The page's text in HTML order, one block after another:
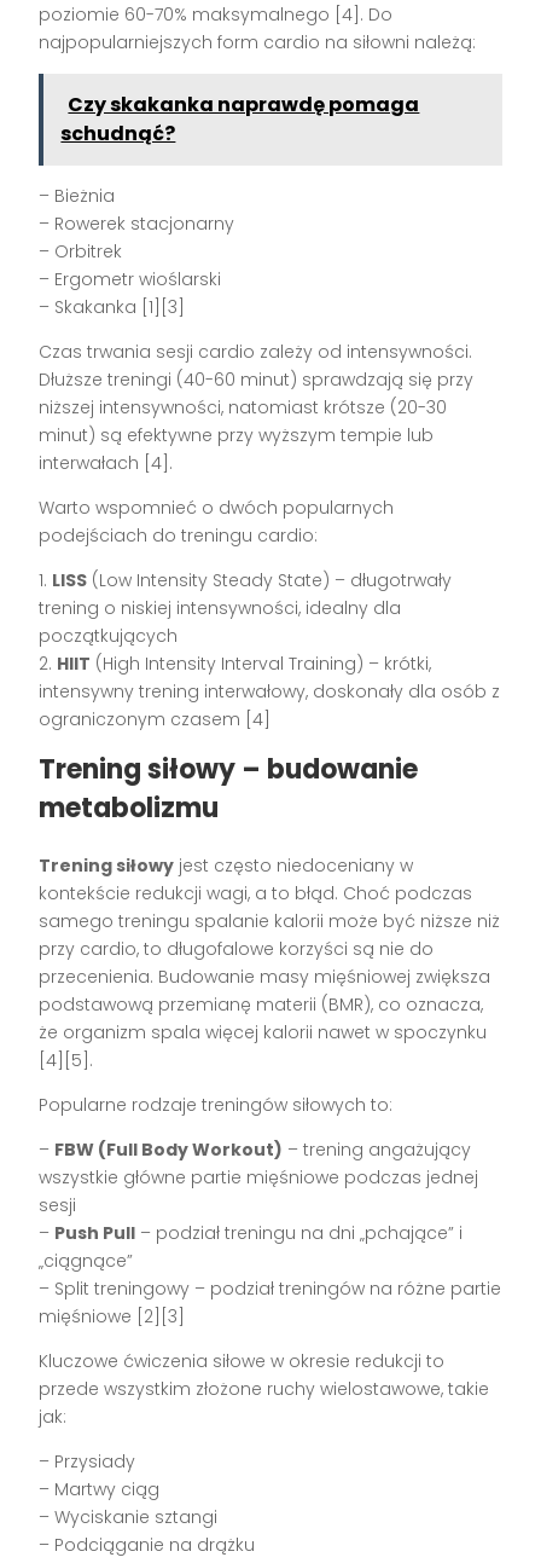
poziomie 60-70% maksymalnego [4]. Do
najpopularniejszych form cardio na siłowni należą:
Czy skakanka naprawdę pomaga
schudnąć?
– Bieżnia
– Rowerek stacjonarny
– Orbitrek
– Ergometr wioślarski
– Skakanka [1][3]
Czas trwania sesji cardio zależy od intensywności.
Dłuższe treningi (40-60 minut) sprawdzają się przy
niższej intensywności, natomiast krótsze (20-30
minut) są efektywne przy wyższym tempie lub
interwałach [4].
Warto wspomnieć o dwóch popularnych
podejściach do treningu cardio:
1. LISS (Low Intensity Steady State) – długotrwały
trening o niskiej intensywności, idealny dla
początkujących
2. HIIT (High Intensity Interval Training) – krótki,
intensywny trening interwałowy, doskonały dla osób z
ograniczonym czasem [4]
Trening siłowy – budowanie
metabolizmu
Trening siłowy jest często niedoceniany w
kontekście redukcji wagi, a to błąd. Choć podczas
samego treningu spalanie kalorii może być niższe niż
przy cardio, to długofalowe korzyści są nie do
przecenienia. Budowanie masy mięśniowej zwiększa
podstawową przemianę materii (BMR), co oznacza,
że organizm spala więcej kalorii nawet w spoczynku
[4][5].
Popularne rodzaje treningów siłowych to:
– FBW (Full Body Workout) – trening angażujący
wszystkie główne partie mięśniowe podczas jednej
sesji
– Push Pull – podział treningu na dni „pchające” i
„ciągnące”
– Split treningowy – podział treningów na różne partie
mięśniowe [2][3]
Kluczowe ćwiczenia siłowe w okresie redukcji to
przede wszystkim złożone ruchy wielostawowe, takie
jak:
– Przysiady
– Martwy ciąg
– Wyciskanie sztangi
– Podciąganie na drążku